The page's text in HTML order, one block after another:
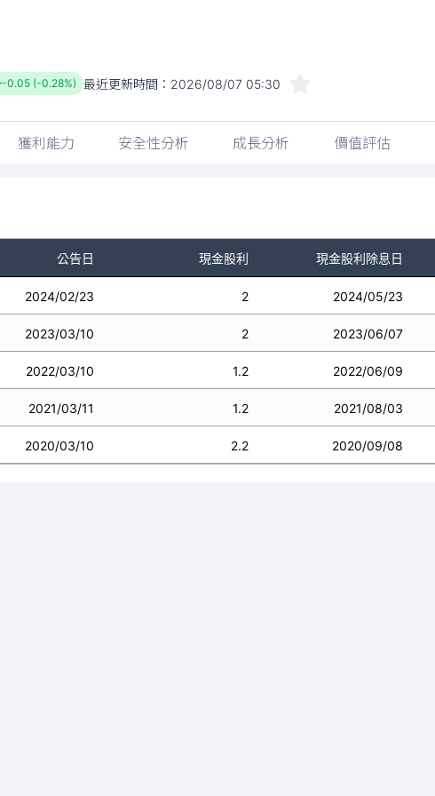
-0.05 (-0.28%) 最近更新時間： 2026/08/07 05:30
獲利能力 安全性分析 成長分析 價值評估
公告日 現金股利 現金股利除息日
2024/02/23 2 2024/05/23
2023/03/10 2 2023/06/07
2022/03/10 1.2 2022/06/09
2021/03/11 1.2 2021/08/03
2020/03/10 2.2 2020/09/08